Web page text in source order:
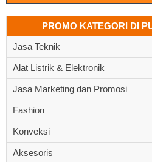
PROMO KATEGORI DI
Jasa Teknik
Alat Listrik & Elektronik
Jasa Marketing dan Promosi
Fashion
Konveksi
Aksesoris